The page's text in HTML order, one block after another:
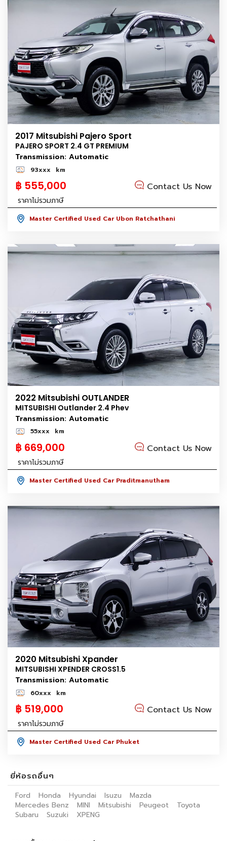
2017 Mitsubishi Pajero Sport
PAJERO SPORT 2.4 GT PREMIUM
Transmission: Automatic
93xxx km
฿ 555,000 Contact Us Now
ราคาไม่รวมภาษี
Master Certified Used Car Ubon Ratchathani
2022 Mitsubishi OUTLANDER
MITSUBISHI Outlander 2.4 Phev
Transmission: Automatic
55xxx km
฿ 669,000 Contact Us Now
ราคาไม่รวมภาษี
Master Certified Used Car Praditmanutham
2020 Mitsubishi Xpander
MITSUBISHI XPENDER CROSS1.5
Transmission: Automatic
60xxx km
฿ 519,000 Contact Us Now
ราคาไม่รวมภาษี
Master Certified Used Car Phuket
ยี่ห้อรถอื่นๆ
Ford Honda Hyundai Isuzu
Mazda
Mercedes Benz
MINI Mitsubishi Peugeot
Toyota
Subaru
Suzuki XPENG